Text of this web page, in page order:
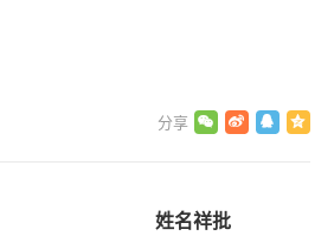
姓名祥批